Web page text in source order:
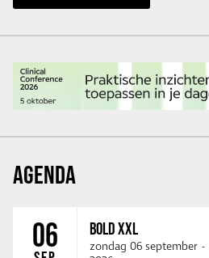
AGENDA
06 BOLD XXL
zondag 06 september -